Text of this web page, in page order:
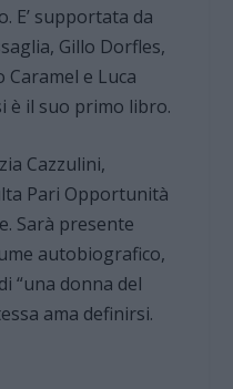
E’ supportata da
Gillo Dorfles,
Caramel e Luca
è il suo primo libro.
Cazzulini,
Pari Opportunità
Sarà presente
autobiografico,
“una donna del
ama definirsi.